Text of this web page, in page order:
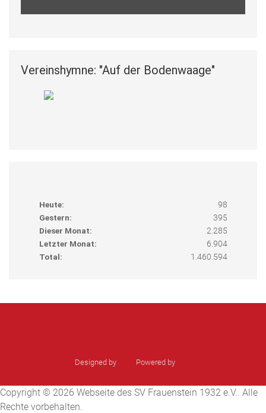
Vereinshymne: "Auf der Bodenwaage"
Heute:
98
Gestern:
395
Dieser Monat:
2.285
Letzter Monat:
6.904
Total:
1.460.594
Designed by Powered by
Copyright © 2026 Webseite des SV Frauenstein 1932 e.V.. Alle
Rechte vorbehalten.